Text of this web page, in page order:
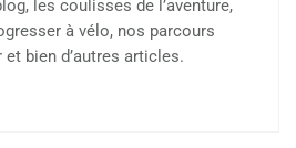
les coulisses de l’aventure,
à vélo, nos parcours
bien d’autres articles.